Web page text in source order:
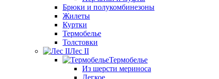
Брюки и полукомбинезоны
Жилеты
Куртки
Термобелье
Толстовки
Лес II
Термобелье
Из шерсти мериноса
Легкое